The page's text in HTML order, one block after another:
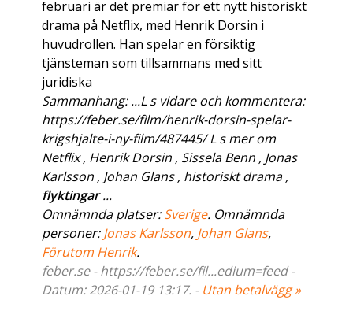
februari är det premiär för ett nytt historiskt
drama på Netflix, med Henrik Dorsin i
huvudrollen. Han spelar en försiktig
tjänsteman som tillsammans med sitt
juridiska
Sammanhang: ...L s vidare och kommentera:
https://feber.se/film/henrik-dorsin-spelar-
krigshjalte-i-ny-film/487445/ L s mer om
Netflix , Henrik Dorsin , Sissela Benn , Jonas
Karlsson , Johan Glans , historiskt drama ,
flyktingar...
Omnämnda platser:Sverige. Omnämnda
personer:Jonas Karlsson, Johan Glans,
Förutom Henrik.
feber.se - https://feber.se/fil...edium=feed -
Datum: 2026-01-19 13:17. - Utan betalvägg »